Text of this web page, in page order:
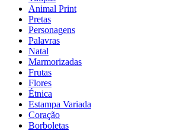
Animal Print
Pretas
Personagens
Palavras
Natal
Marmorizadas
Frutas
Flores
Étnica
Estampa Variada
Coração
Borboletas